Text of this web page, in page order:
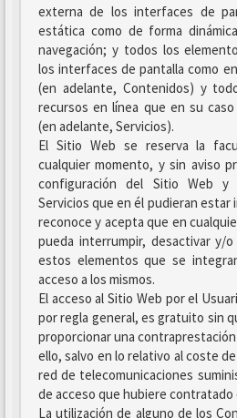
externa de los interfaces de
estática como de forma
navegación; y todos los
los interfaces de pantalla como
(en adelante, Contenidos) y
recursos en línea que en su
(en adelante, Servicios).
El Sitio Web se reserva la
cualquier momento, y sin aviso
configuración del Sitio Web
Servicios que en él pudieran estar
reconoce y acepta que en
pueda interrumpir, desactivar y/
estos elementos que se
acceso a los mismos.
El acceso al Sitio Web por el
por regla general, es gratuito sin
proporcionar una
ello, salvo en lo relativo al coste
red de telecomunicaciones
de acceso que hubiere contratado
La utilización de alguno de los